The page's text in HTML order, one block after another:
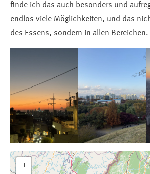
finde ich das auch besonders und
endlos viele Möglichkeiten, und das
des Essens, sondern in allen Bereichen.
+